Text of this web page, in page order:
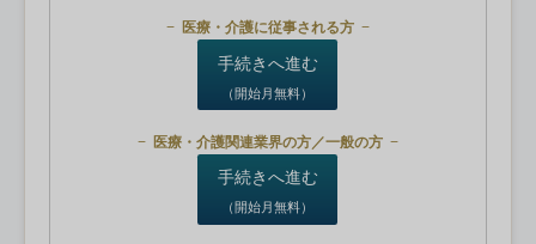
医療・介護に従事される方
手続きへ進む
（開始月無料）
医療・介護関連業界の方／一般の方
手続きへ進む
（開始月無料）